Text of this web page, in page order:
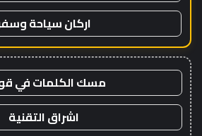
اركان سياحة
مسك الكلمات في
اشراق التقنية